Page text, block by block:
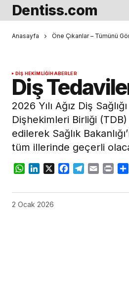
Dentiss.com
Anasayfa Öne Çıkanlar – Tümünü
DIŞ HEKIMLIĞIHABERLER
Diş
2026 Yılı Ağız Diş
Dişhekimleri Birliği
edilerek Sağlık
tüm illerinde geçerli
WhatsApp
LinkedIn
X Facebook
Telegram
Email Print
2 Ocak 2026